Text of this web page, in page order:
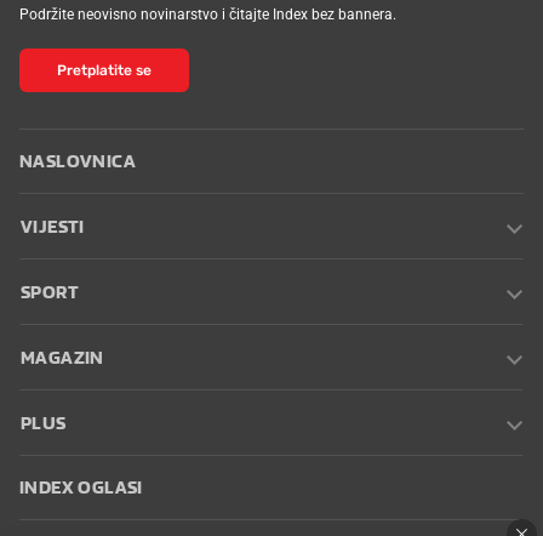
Podržite neovisno novinarstvo i čitajte Index bez bannera.
Pretplatite se
NASLOVNICA
VIJESTI
SPORT
MAGAZIN
PLUS
INDEX OGLASI